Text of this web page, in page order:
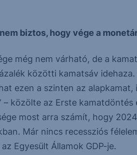
biztos, hogy vége a
még nem várható, de a
közötti kamatsáv
ezen a szinten az
közölte az Erste
most arra számít, hogy
Már nincs recessziós
Egyesült Államok GDP-je.